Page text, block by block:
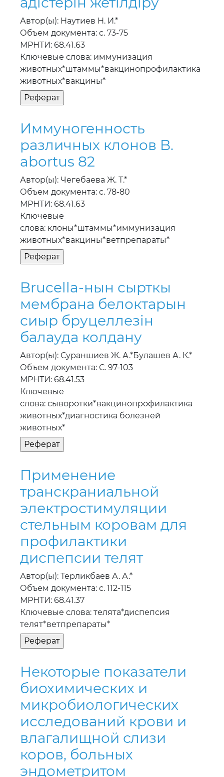
Автор(ы): Наутиев Н. И.*
Объем документа: с. 73-75
МРНТИ: 68.41.63
Ключевые слова: иммунизация
животных*штаммы*вакцинопрофилактика
животных*вакцины*
Иммуногенность
различных клонов B.
abortus 82
Автор(ы): Чегебаева Ж. Т.*
Объем документа: с. 78-80
МРНТИ: 68.41.63
Ключевые
слова: клоны*штаммы*иммунизация
животных*вакцины*ветпрепараты*
Brucella-нын сырткы
мембрана белоктарын
сиыр бруцеллезiн
балауда колдану
Автор(ы): Сураншиев Ж. А.*Булашев А. К.*
Объем документа: С. 97-103
МРНТИ: 68.41.53
Ключевые
слова: сыворотки*вакцинопрофилактика
животных*диагностика болезней
животных*
Применение
транскраниальной
электростимуляции
стельным коровам для
профилактики
диспепсии телят
Автор(ы): Терликбаев А. А.*
Объем документа: с. 112-115
МРНТИ: 68.41.37
Ключевые слова: телята*диспепсия
телят*ветпрепараты*
Некоторые показатели
биохимических и
микробиологических
исследований крови и
влагалищной слизи
коров, больных
эндометритом